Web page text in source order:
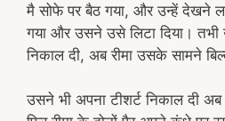
मै सोफे पर बैठ गया, और उन्हें देखने
गया और उसने उसे लिटा दिया।
निकाल दी, अब रीमा उसके सामने
उसने भी अपना टीशर्ट निकाल दी अब